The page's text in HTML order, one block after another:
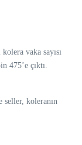
vaka sayısı
475’e çıktı.
seller, koleranın